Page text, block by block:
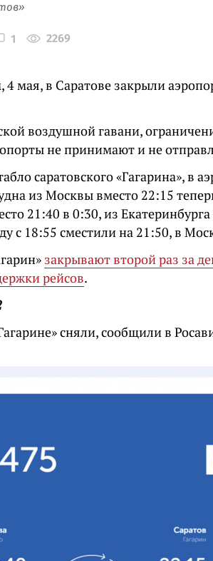
1 2269
4 мая, в Саратове закрыли
воздушной гавани,
не принимают и не
саратовского «Гагарина», в
из Москвы вместо 22:15
21:40 в 0:30, из
с 18:55 сместили на 21:50, в
закрывают второй раз за
рейсов.
сняли, сообщили в